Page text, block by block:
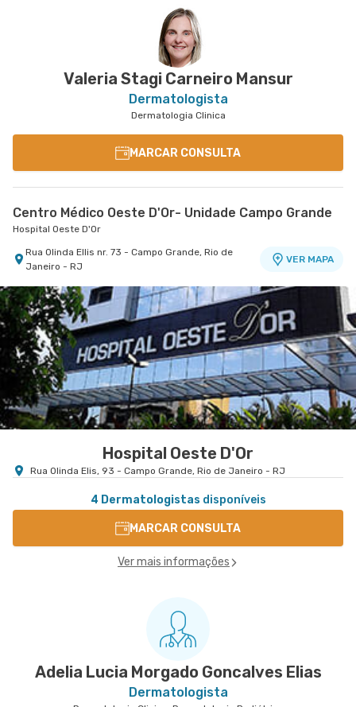
Valeria Stagi Carneiro Mansur
Dermatologista
Dermatologia Clinica
MARCAR CONSULTA
Centro Médico Oeste D'Or- Unidade Campo Grande
Hospital Oeste D'Or
Rua Olinda Ellis nr. 73 - Campo Grande, Rio de
Janeiro - RJ
VER MAPA
Hospital Oeste D'Or
Rua Olinda Elis, 93 - Campo Grande, Rio de Janeiro - RJ
4 Dermatologistas disponíveis
MARCAR CONSULTA
Ver mais informações
Adelia Lucia Morgado Goncalves Elias
Dermatologista